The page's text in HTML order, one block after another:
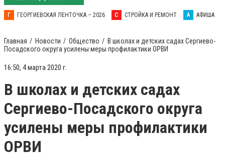
Г ГЕОРГИЕВСКАЯ ЛЕНТОЧКА – 2026 С СТРОЙКА И РЕМОНТ А АФИША
Главная Новости Общество
В школах и детских садах Сергиево-
Посадского округа усилены меры профилактики ОРВИ
16:50, 4 марта 2020 г.
В школах и детских садах
Сергиево-Посадского округа
усилены меры профилактики
ОРВИ